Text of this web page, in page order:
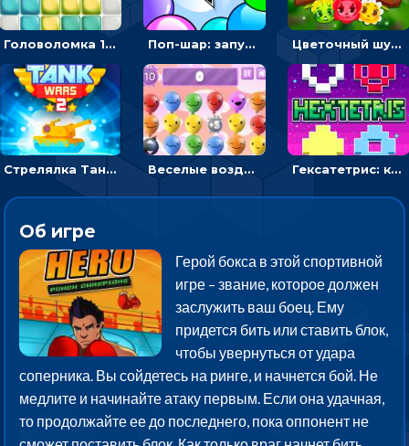
Головоломка 10х10 Поп-шар: запускать колючку, чтобы лопать воздушные шарики Цветочный шутер: стрелять пчелками по цветам
Стрелялка Танковые войны: бить по танку врага, чтобы уничтожить зло Веселые воздушные шары: соедини одноцветные в линию Гексатетрис: кидать блок, чтобы складывать три в ряд - головоломка
Об игре
Герой бокса в этой спортивной
игре – звание, которое должен
заслужить ваш боец. Ему
придется бить или ставить блок,
чтобы увернуться от удара
соперника. Вы сойдетесь на ринге, и начнется бой. Не
медлите и начинайте атаку первым. Если она удачная,
то продолжайте ее до последнего, пока оппонент не